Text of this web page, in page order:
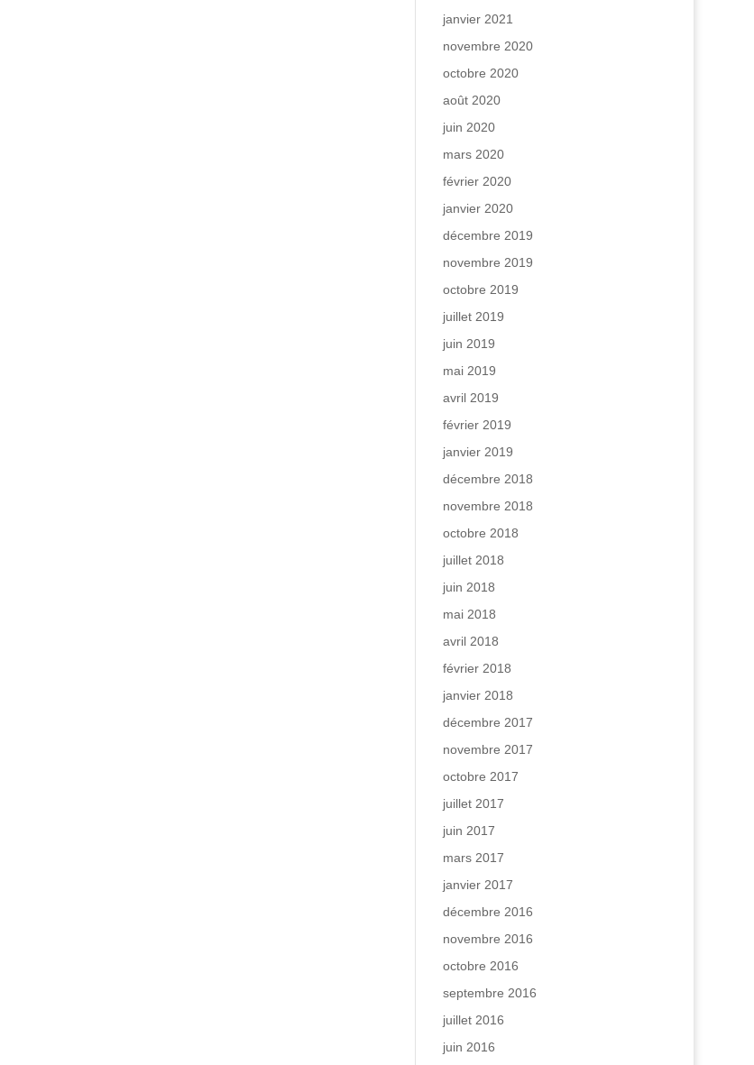
janvier 2021
novembre 2020
octobre 2020
août 2020
juin 2020
mars 2020
février 2020
janvier 2020
décembre 2019
novembre 2019
octobre 2019
juillet 2019
juin 2019
mai 2019
avril 2019
février 2019
janvier 2019
décembre 2018
novembre 2018
octobre 2018
juillet 2018
juin 2018
mai 2018
avril 2018
février 2018
janvier 2018
décembre 2017
novembre 2017
octobre 2017
juillet 2017
juin 2017
mars 2017
janvier 2017
décembre 2016
novembre 2016
octobre 2016
septembre 2016
juillet 2016
juin 2016